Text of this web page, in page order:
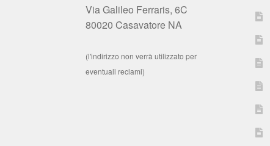
Via Galileo Ferraris, 6C
80020 Casavatore NA
(l'indirizzo non verrà utilizzato per
eventuali reclami)